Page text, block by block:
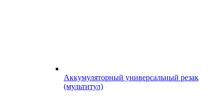
Аккумуляторный универсальный резак
(мультитул)